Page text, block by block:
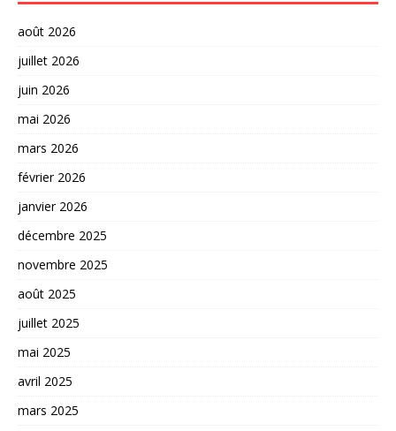
août 2026
juillet 2026
juin 2026
mai 2026
mars 2026
février 2026
janvier 2026
décembre 2025
novembre 2025
août 2025
juillet 2025
mai 2025
avril 2025
mars 2025